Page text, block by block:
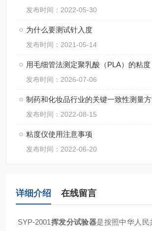
发布时间：2022-05-30
为什么要测试针入度
发布时间：2021-05-14
用毛细管法测定聚乳酸（PLA）的粘度
发布时间：2026-07-06
制药和化妆品行业的关键一致性测量
发布时间：2022-08-15
粘度仪使用注意事项
发布时间：2022-06-20
详细介绍 在线留言
SYP-2001挥发分试验器是按照中华人